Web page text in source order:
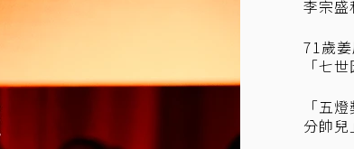
李宗盛
71歲
「七
「五
分帥